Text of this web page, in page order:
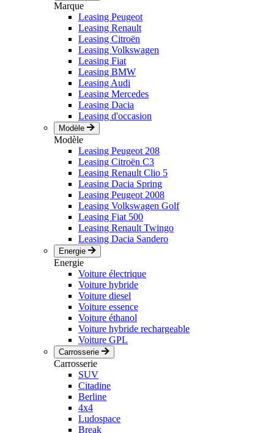
Marque
Leasing Peugeot
Leasing Renault
Leasing Citroën
Leasing Volkswagen
Leasing Fiat
Leasing BMW
Leasing Audi
Leasing Mercedes
Leasing Dacia
Leasing d'occasion
Modèle
Modèle
Leasing Peugeot 208
Leasing Citroën C3
Leasing Renault Clio 5
Leasing Dacia Spring
Leasing Peugeot 2008
Leasing Volkswagen Golf
Leasing Fiat 500
Leasing Renault Twingo
Leasing Dacia Sandero
Energie
Energie
Voiture électrique
Voiture hybride
Voiture diesel
Voiture essence
Voiture éthanol
Voiture hybride rechargeable
Voiture GPL
Carrosserie
Carrosserie
SUV
Citadine
Berline
4x4
Ludospace
Break